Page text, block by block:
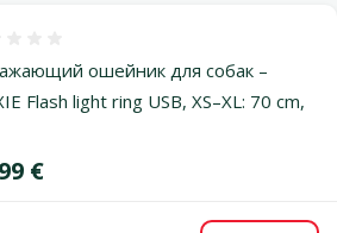
ошейник для собак –
Flash light ring USB, XS–XL: 70 cm,
€